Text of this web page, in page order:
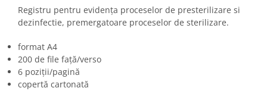
Registru pentru evidența proceselor de presterilizare si
dezinfectie, premergatoare proceselor de sterilizare.
format A4
200 de file față/verso
6 poziții/pagină
copertă cartonată